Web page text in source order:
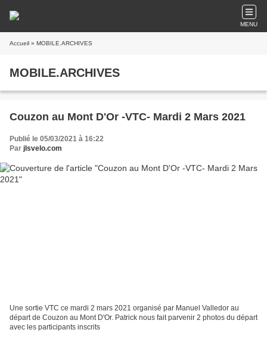
MENU
Accueil » MOBILE.ARCHIVES
MOBILE.ARCHIVES
Couzon au Mont D'Or -VTC- Mardi 2 Mars 2021
Publié le 05/03/2021 à 16:22
Par jlsvelo.com
Une sortie VTC ce mardi 2 mars 2021 organisé par Manuel Valledor au
départ de Couzon au Mont D'Or. Patrick nous fait parvenir 2 photos du départ
avec les participants inscrits